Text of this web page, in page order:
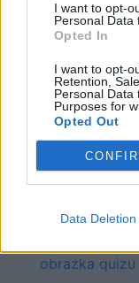
I want to opt-
Personal Data
Opted In
I want to opt-
Retention,
Personal Data
Purposes for
Opted Out
Data Deletion